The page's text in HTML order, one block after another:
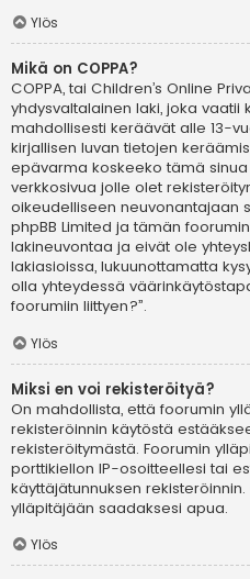
Ylös
Mikä on COPPA?
COPPA, tai Children’s Online
yhdysvaltalainen laki, joka vaatii
mahdollisesti keräävät alle 13-
kirjallisen luvan tietojen
epävarma koskeeko tämä
verkkosivua jolle olet
oikeudelliseen neuvonantajaan
phpBB Limited ja tämän
lakineuvontaa ja eivät ole
lakiasioissa, lukuunottamatta
olla yhteydessä
foorumiin liittyen?”.
Ylös
Miksi en voi rekisteröityä?
On mahdollista, että foorumin
rekisteröinnin käytöstä
rekisteröitymästä. Foorumin
porttikiellon IP-osoitteellesi tai
käyttäjätunnuksen
ylläpitäjään saadaksesi apua.
Ylös